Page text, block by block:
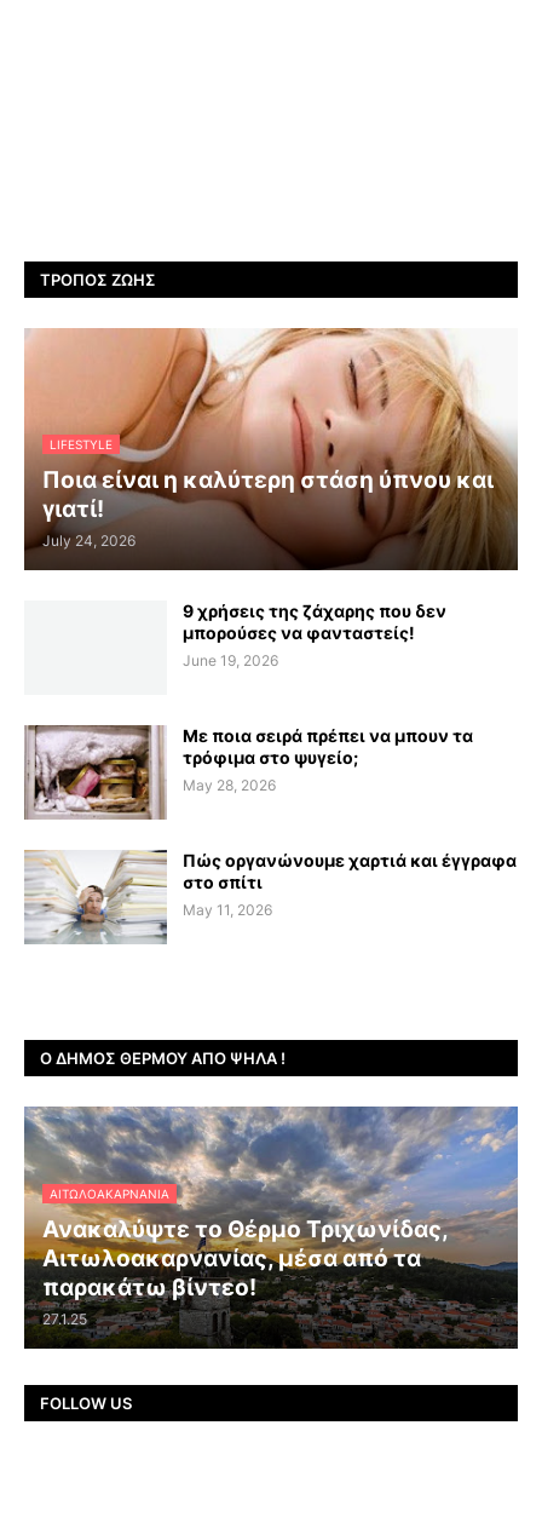
ΤΡΌΠΟΣ ΖΩΉΣ
LIFESTYLE
Ποια είναι η καλύτερη στάση ύπνου και
γιατί!
July 24, 2026
9 χρήσεις της ζάχαρης που δεν
μπορούσες να φανταστείς!
June 19, 2026
Με ποια σειρά πρέπει να μπουν τα
τρόφιμα στο ψυγείο;
May 28, 2026
Πώς οργανώνουμε χαρτιά και έγγραφα
στο σπίτι
May 11, 2026
Ο ΔΉΜΟΣ ΘΈΡΜΟΥ ΑΠΌ ΨΗΛΆ !
ΑΙΤΩΛΟΑΚΑΡΝΑΝΊΑ
Ανακαλύψτε το Θέρμο Τριχωνίδας,
Αιτωλοακαρνανίας, μέσα από τα
παρακάτω βίντεο!
27.1.25
FOLLOW US